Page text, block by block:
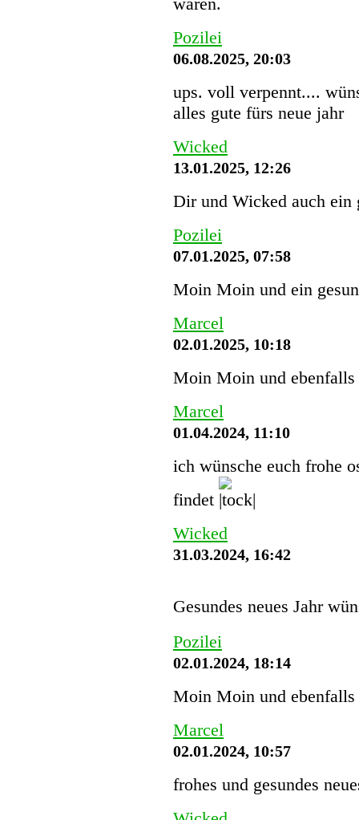
Pozilei
06.08.2025, 20:03
ups. voll verpennt....
alles gute fürs neue jahr
Wicked
13.01.2025, 12:26
Dir und Wicked auch ein
Pozilei
07.01.2025, 07:58
Moin Moin und ein
Marcel
02.01.2025, 10:18
Moin Moin und ebenfalls
Marcel
01.04.2024, 11:10
ich wünsche euch frohe
findet
Wicked
31.03.2024, 16:42
Gesundes neues Jahr
Pozilei
02.01.2024, 18:14
Moin Moin und ebenfalls
Marcel
02.01.2024, 10:57
frohes und gesundes